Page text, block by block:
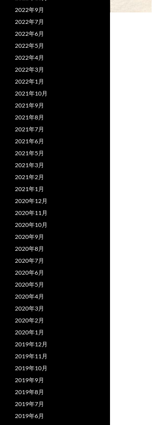
2022年9月
2022年7月
2022年6月
2022年5月
2022年4月
2022年3月
2022年1月
2021年10月
2021年9月
2021年8月
2021年7月
2021年6月
2021年5月
2021年3月
2021年2月
2021年1月
2020年12月
2020年11月
2020年10月
2020年9月
2020年8月
2020年7月
2020年6月
2020年5月
2020年4月
2020年3月
2020年2月
2020年1月
2019年12月
2019年11月
2019年10月
2019年9月
2019年8月
2019年7月
2019年6月